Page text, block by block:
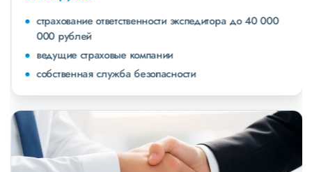
страхование ответственности экспедитора до 40 000
000 рублей
ведущие страховые компании
собственная служба безопасности